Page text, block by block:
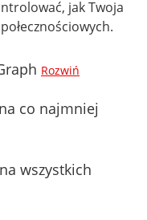
jak Twoja
Rozwiń
co najmniej
wszystkich